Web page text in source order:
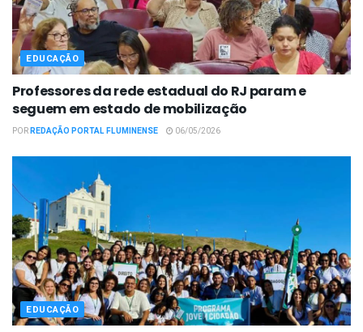
EDUCAÇÃO
Professores da rede estadual do RJ param e
seguem em estado de mobilização
PORREDAÇÃO PORTAL FLUMINENSE 06/05/2026
EDUCAÇÃO